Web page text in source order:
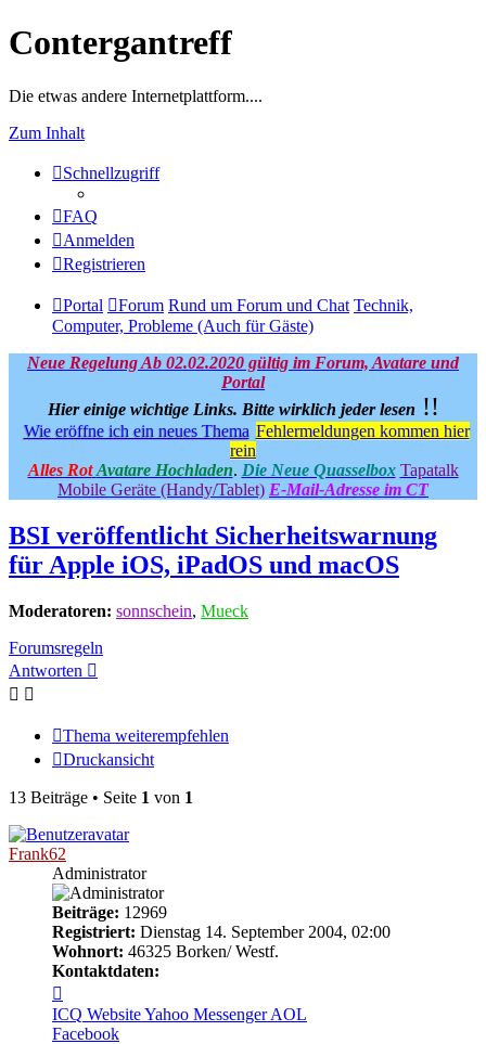
Contergantreff
Die etwas andere Internetplattform....
Zum Inhalt
Schnellzugriff
FAQ
Anmelden
Registrieren
Portal Forum Rund um Forum und Chat Technik,
Computer, Probleme (Auch für Gäste)
Neue Regelung Ab 02.02.2020 gültig im Forum, Avatare und
Portal
Hier einige wichtige Links. Bitte wirklich jeder lesen !!
Wie eröffne ich ein neues Thema Fehlermeldungen kommen hier
rein
Alles Rot Avatare Hochladen. Die Neue Quasselbox Tapatalk
Mobile Geräte (Handy/Tablet) E-Mail-Adresse im CT
BSI veröffentlicht Sicherheitswarnung
für Apple iOS, iPadOS und macOS
Moderatoren: sonnschein, Mueck
Forumsregeln
Antworten
Thema weiterempfehlen
Druckansicht
13 Beiträge • Seite 1 von 1
Frank62
Administrator
Beiträge: 12969
Registriert: Dienstag 14. September 2004, 02:00
Wohnort: 46325 Borken/ Westf.
Kontaktdaten:
von
Frank62
ICQ WebsiteYahoo Messenger AOL
Facebook